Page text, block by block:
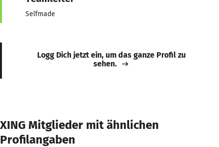
Selfmade
Logg Dich jetzt ein, um das ganze Profil zu
sehen.
XING Mitglieder mit ähnlichen
Profilangaben